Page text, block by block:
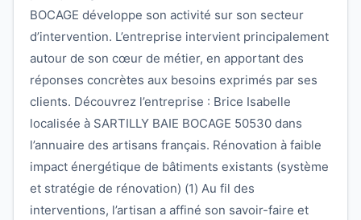
BOCAGE développe son activité sur son secteur
d’intervention. L’entreprise intervient principalement
autour de son cœur de métier, en apportant des
réponses concrètes aux besoins exprimés par ses
clients. Découvrez l’entreprise : Brice Isabelle
localisée à SARTILLY BAIE BOCAGE 50530 dans
l’annuaire des artisans français. Rénovation à faible
impact énergétique de bâtiments existants (système
et stratégie de rénovation) (1) Au fil des
interventions, l’artisan a affiné son savoir-faire et